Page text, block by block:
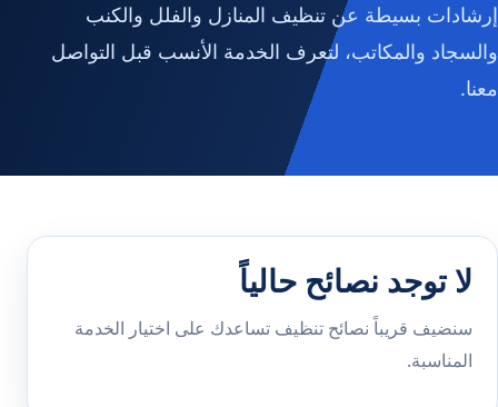
إرشادات بسيطة عن تنظيف المنازل والفلل والكنب
والسجاد والمكاتب، لتعرف الخدمة الأنسب قبل التواصل
معنا.
لا توجد نصائح حالياً
سنضيف قريباً نصائح تنظيف تساعدك على اختيار الخدمة
المناسبة.